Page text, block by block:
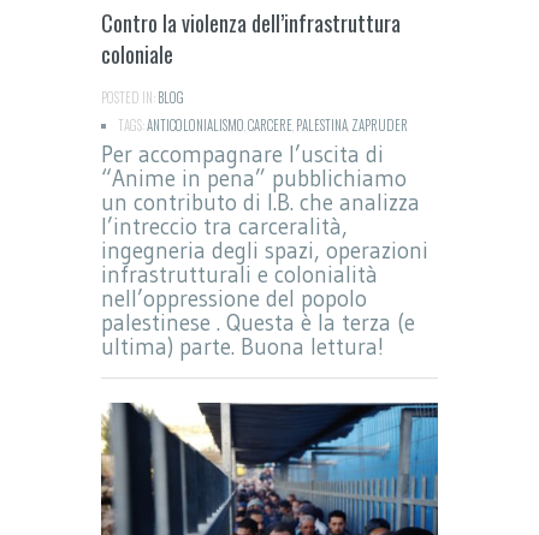
Contro la violenza dell’infrastruttura
coloniale
POSTED IN:BLOG
TAGS:ANTICOLONIALISMO CARCERE PALESTINA ZAPRUDER
Per accompagnare l’uscita di
“Anime in pena” pubblichiamo
un contributo di I.B. che analizza
l’intreccio tra carceralità,
ingegneria degli spazi, operazioni
infrastrutturali e colonialità
nell’oppressione del popolo
palestinese . Questa è la terza (e
ultima) parte. Buona lettura!